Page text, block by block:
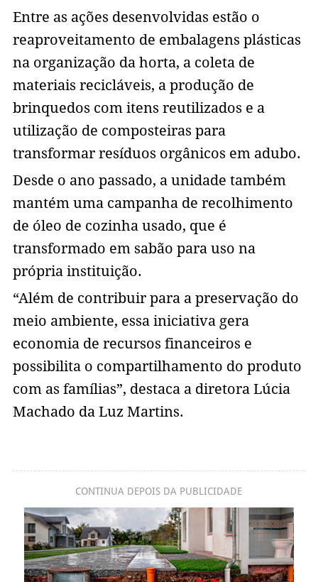
Entre as ações desenvolvidas estão o
reaproveitamento de embalagens plásticas
na organização da horta, a coleta de
materiais recicláveis, a produção de
brinquedos com itens reutilizados e a
utilização de composteiras para
transformar resíduos orgânicos em adubo.
Desde o ano passado, a unidade também
mantém uma campanha de recolhimento
de óleo de cozinha usado, que é
transformado em sabão para uso na
própria instituição.
“Além de contribuir para a preservação do
meio ambiente, essa iniciativa gera
economia de recursos financeiros e
possibilita o compartilhamento do produto
com as famílias”, destaca a diretora Lúcia
Machado da Luz Martins.
CONTINUA DEPOIS DA PUBLICIDADE